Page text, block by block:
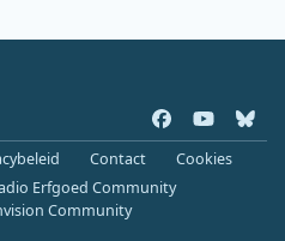
a
c
e
o
u
b
l
u
Contact
Cookies
Erfgoed Community
Community